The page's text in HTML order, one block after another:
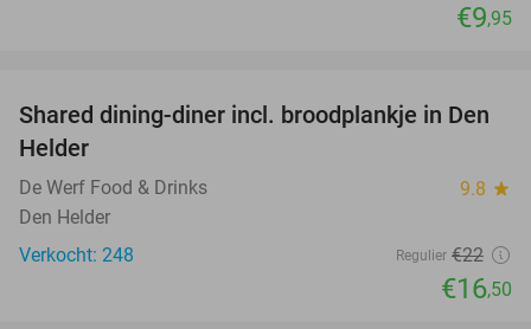
€9,95
25%
Shared dining-diner incl. broodplankje in Den
Helder
De Werf Food & Drinks 9.8 star
Den Helder
Verkocht: 248
Regulier €22
€16,50